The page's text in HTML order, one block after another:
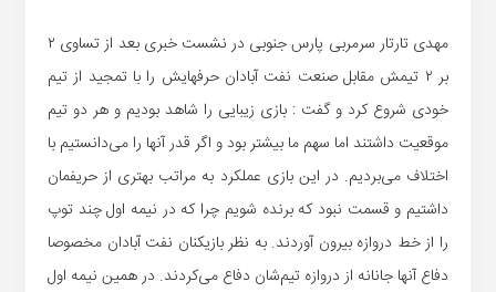
مهدی تارتار سرمربی پارس جنوبی در نشست خبری بعد از تساوی ۲
بر ۲ تیمش مقابل صنعت نفت آبادان حرفهایش را با تمجید از تیم
خودی شروع کرد و گفت : بازی زیبایی را شاهد بودیم و هر دو تیم
موقعیت داشتند اما سهم ما بیشتر بود و اگر قدر آنها را می‌دانستیم با
اختلاف می‌بردیم. در این بازی عملکرد به مراتب بهتری از حریفمان
داشتیم و قسمت نبود که برنده شویم چرا که در نیمه اول چند توپ
را از خط دروازه بیرون آوردند. به نظر بازیکنان نفت آبادان مخصوصا
دفاع آنها جانانه از دروازه تیم‌شان دفاع می‌کردند. در همین نیمه اول